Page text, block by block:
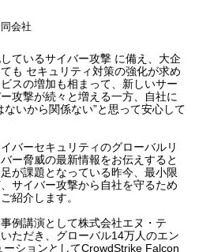
会社
ているサイバー攻撃 に備え、大企
も セキュリティ対策の強化が求め
スの増加も相まって、新しいサー
攻撃が続々と増える一方、自社に
いから関係ない”と思って安心して
バーセキュリティのグローバルリ
ー脅威の最新情報をお伝えすると
が課題となっている昨今、最小限
サイバー攻撃から自社を守るため
紹介します。
例講演として株式会社エヌ・テ
ただき、グローバル14万人のエン
ーションとしてCrowdStrike Falcon